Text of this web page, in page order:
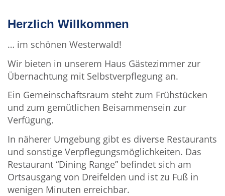
Herzlich Willkommen
… im schönen Westerwald!
Wir bieten in unserem Haus Gästezimmer zur
Übernachtung mit Selbstverpflegung an.
Ein Gemeinschaftsraum steht zum Frühstücken
und zum gemütlichen Beisammensein zur
Verfügung.
In näherer Umgebung gibt es diverse Restaurants
und sonstige Verpflegungsmöglichkeiten. Das
Restaurant “Dining Range” befindet sich am
Ortsausgang von Dreifelden und ist zu Fuß in
wenigen Minuten erreichbar.